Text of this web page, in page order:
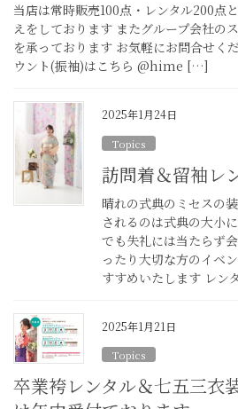
当店は常時販売100点・レンタル200点
えをしております またグループ会社の
を承っております お気軽にお問合せく
ウント(振袖)はこちら @hime […]
2025年1月24日
Topics
訪問着＆留袖レ
晴れの式典のミセスの
されるのは式典の大小
でも失礼には当たらず
ったり大切な方のイベ
すすめいたします レ
2025年1月21日
Topics
卒業袴レンタル＆七五三衣